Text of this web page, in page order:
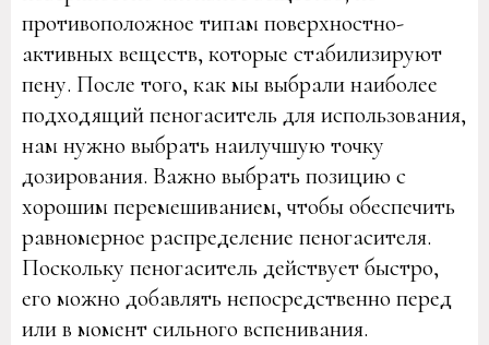
противоположное типам поверхностно-
активных веществ, которые стабилизируют
пену. После того, как мы выбрали наиболее
подходящий пеногаситель для использования,
нам нужно выбрать наилучшую точку
дозирования. Важно выбрать позицию с
хорошим перемешиванием, чтобы обеспечить
равномерное распределение пеногасителя.
Поскольку пеногаситель действует быстро,
его можно добавлять непосредственно перед
или в момент сильного вспенивания.